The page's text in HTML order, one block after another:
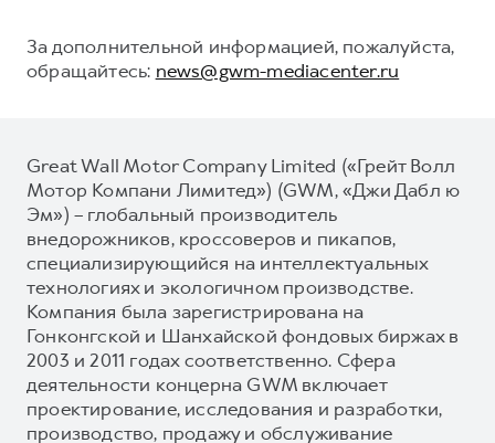
За дополнительной информацией, пожалуйста,
обращайтесь: news@gwm-mediacenter.ru
Great Wall Motor Company Limited («Грейт Волл
Мотор Компани Лимитед») (GWM, «Джи Дабл ю
Эм») – глобальный производитель
внедорожников, кроссоверов и пикапов,
специализирующийся на интеллектуальных
технологиях и экологичном производстве.
Компания была зарегистрирована на
Гонконгской и Шанхайской фондовых биржах в
2003 и 2011 годах соответственно. Сфера
деятельности концерна GWM включает
проектирование, исследования и разработки,
производство, продажу и обслуживание